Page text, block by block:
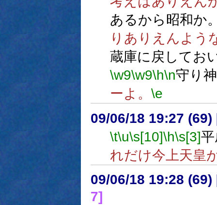
あるから昭和か
りありえんよう
蔵庫に戻してお
\w9\w9\h\n守り
ーよ。 \e
09/06/18 19:27 (69)
\t\u\s[10]\h\s[3]
れだけ今上天皇
09/06/18 19:28 (69)
7]